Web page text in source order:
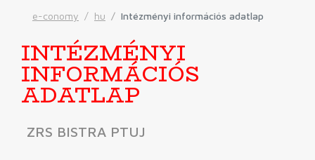
e-conomy hu Intézményi információs adatlap
INTÉZMÉNYI
INFORMÁCIÓS
ADATLAP
ZRS BISTRA PTUJ